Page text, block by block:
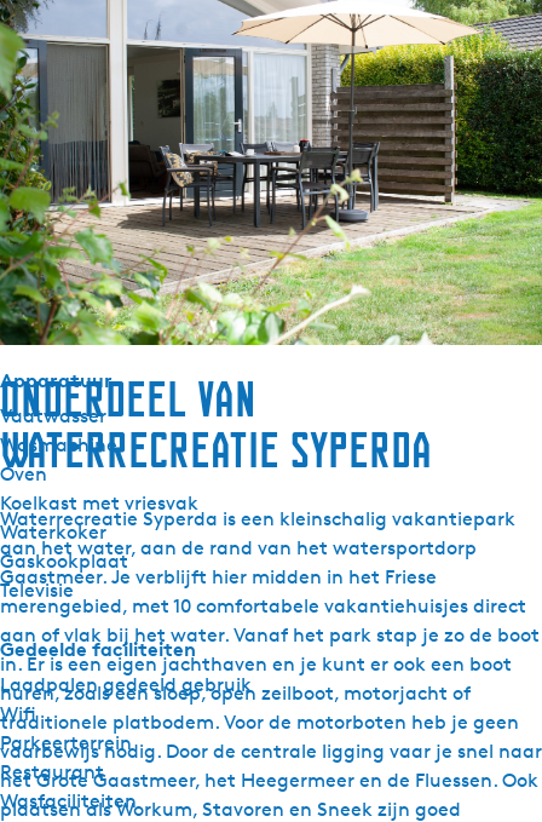
Wifi
Dekbedden
Sanitair
Badkamer begane grond
Separaat toilet
Douche
Buiten
Tuin
Terras
Apparatuur
Vaatwasser
Wasmachine
Oven
Koelkast met vriesvak
Waterkoker
Gaskookplaat
Televisie
Gedeelde faciliteiten
Laadpalen gedeeld gebruik
Wifi
Parkeerterrein
Restaurant
Wasfaciliteiten
Onderdeel van
Waterrecreatie Syperda
Waterrecreatie Syperda is een kleinschalig vakantiepark
aan het water, aan de rand van het watersportdorp
Gaastmeer. Je verblijft hier midden in het Friese
merengebied, met 10 comfortabele vakantiehuisjes direct
aan of vlak bij het water. Vanaf het park stap je zo de boot
in. Er is een eigen jachthaven en je kunt er ook een boot
huren, zoals een sloep, open zeilboot, motorjacht of
traditionele platbodem. Voor de motorboten heb je geen
vaarbewijs nodig. Door de centrale ligging vaar je snel naar
het Grote Gaastmeer, het Heegermeer en de Fluessen. Ook
plaatsen als Workum, Stavoren en Sneek zijn goed